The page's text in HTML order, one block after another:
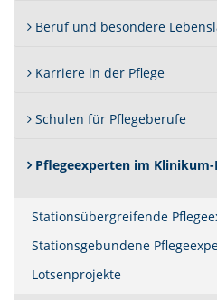
Beruf und besondere
Karriere in der Pflege
Schulen für Pflegeberufe
Pflegeexperten im
Stationsübergreifende
Stationsgebundene
Lotsenprojekte